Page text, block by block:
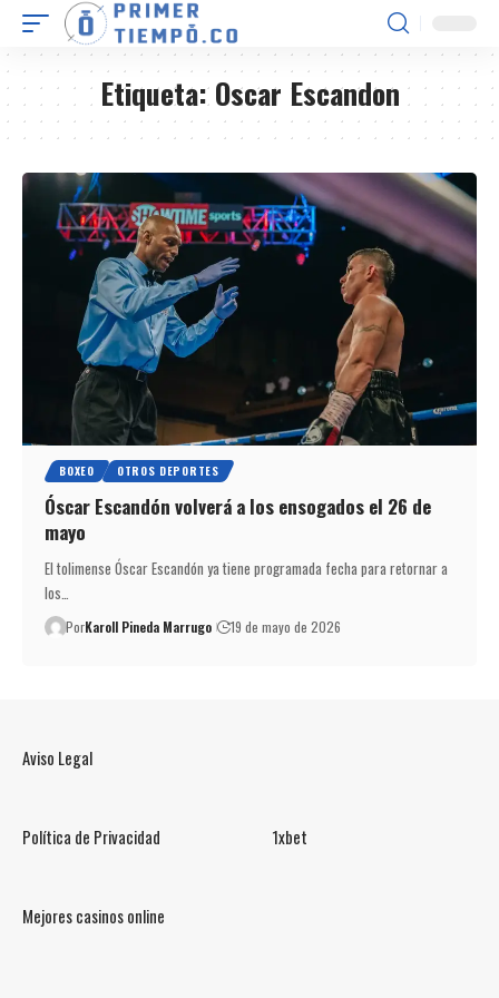
Etiqueta:Oscar Escandon
BOXEO OTROS DEPORTES
Óscar Escandón volverá a los ensogados el 26 de
mayo
El tolimense Óscar Escandón ya tiene programada fecha para retornar a
los…
PorKaroll Pineda Marrugo 19 de mayo de 2026
Aviso Legal
Política de Privacidad 1xbet
Mejores casinos online